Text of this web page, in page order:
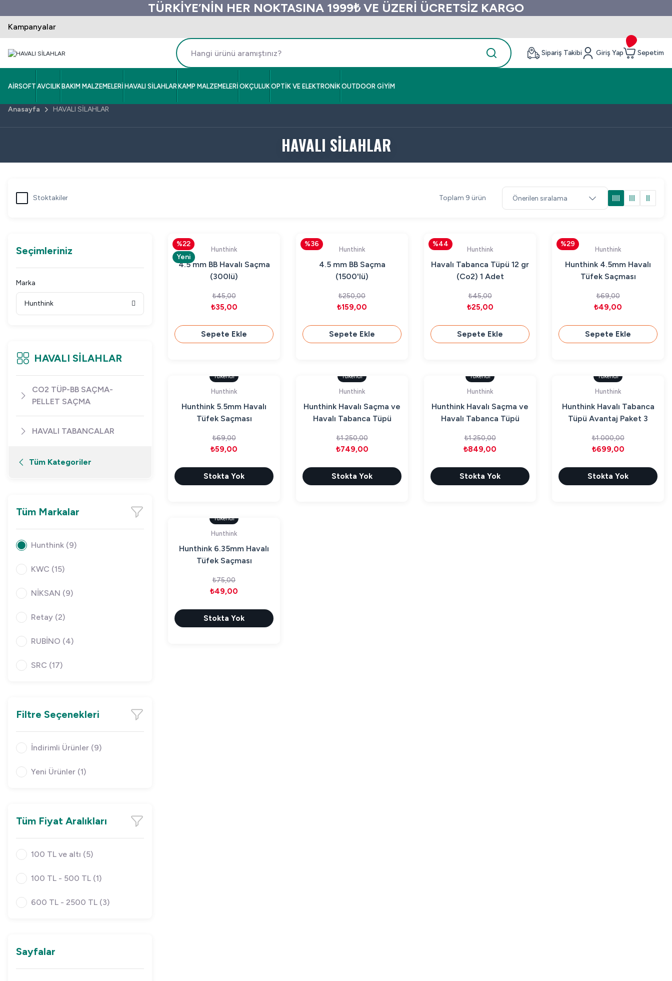
TÜRKİYE’NİN HER NOKTASINA 1999₺ VE ÜZERİ ÜCRETSİZ KARGO
Kampanyalar
Sipariş Takibi Giriş Yap Sepetim
AİRSOFT AVCILIK BAKIM MALZEMELERİ HAVALI SİLAHLAR KAMP MALZEMELERİ OKÇULUK OPTİK VE ELEKTRONİK OUTDOOR GİYİM
Anasayfa HAVALI SİLAHLAR
HAVALI SİLAHLAR
Stoktakiler Toplam 9 ürün
Seçimleriniz
Marka
Hunthink
HAVALI SİLAHLAR
CO2 TÜP-BB SAÇMA-
PELLET SAÇMA
HAVALI TABANCALAR
Tüm Kategoriler
Tüm Markalar
Hunthink (9)
KWC (15)
NİKSAN (9)
Retay (2)
RUBİNO (4)
SRC (17)
Filtre Seçenekleri
İndirimli Ürünler (9)
Yeni Ürünler (1)
Tüm Fiyat Aralıkları
100 TL ve altı (5)
100 TL - 500 TL (1)
600 TL - 2500 TL (3)
Sayfalar
%22
Yeni
Hunthink
4.5 mm BB Havalı Saçma
(300lü)
₺45,00
₺35,00
Sepete Ekle
%36
Hunthink
4.5 mm BB Saçma
(1500'lü)
₺250,00
₺159,00
Sepete Ekle
%44
Hunthink
Havalı Tabanca Tüpü 12 gr
(Co2) 1 Adet
₺45,00
₺25,00
Sepete Ekle
%29
Hunthink
Hunthink 4.5mm Havalı
Tüfek Saçması
₺69,00
₺49,00
Sepete Ekle
Tükendi
Hunthink
Hunthink 5.5mm Havalı
Tüfek Saçması
₺69,00
₺59,00
Stokta Yok
Tükendi
Hunthink
Hunthink Havalı Saçma ve
Havalı Tabanca Tüpü
₺1.250,00
₺749,00
Stokta Yok
Tükendi
Hunthink
Hunthink Havalı Saçma ve
Havalı Tabanca Tüpü
₺1.250,00
₺849,00
Stokta Yok
Tükendi
Hunthink
Hunthink Havalı Tabanca
Tüpü Avantaj Paket 3
₺1.000,00
₺699,00
Stokta Yok
Tükendi
Hunthink
Hunthink 6.35mm Havalı
Tüfek Saçması
₺75,00
₺49,00
Stokta Yok